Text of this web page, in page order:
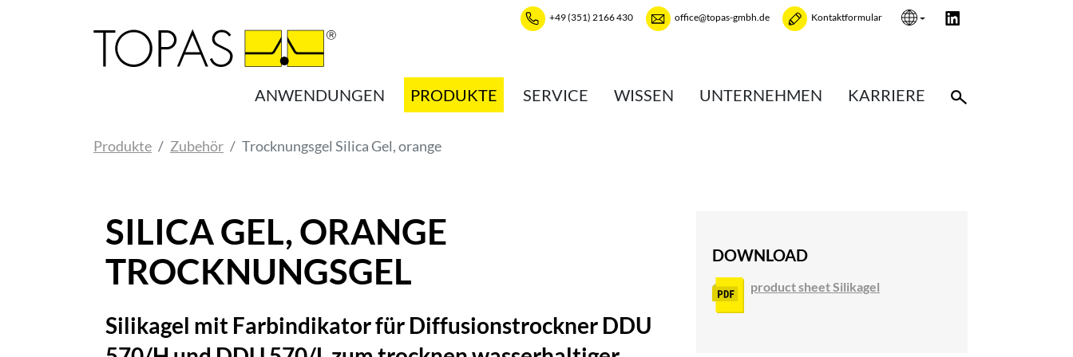
+49 (351) 2166 430 office@topas-gmbh.de Kontaktformular
ANWENDUNGEN PRODUKTE SERVICE WISSEN UNTERNEHMEN KARRIERE
Produkte Zubehör Trocknungsgel Silica Gel, orange
SILICA GEL, ORANGE
TROCKNUNGSGEL
Silikagel mit Farbindikator für Diffusionstrockner DDU
DOWNLOAD
product sheet Silikagel